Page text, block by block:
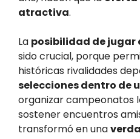
atractiva.
La posibilidad de jugar
sido crucial, porque
históricas rivalidades
selecciones dentro de
organizar campeonatos
sostener encuentros
transformó en una